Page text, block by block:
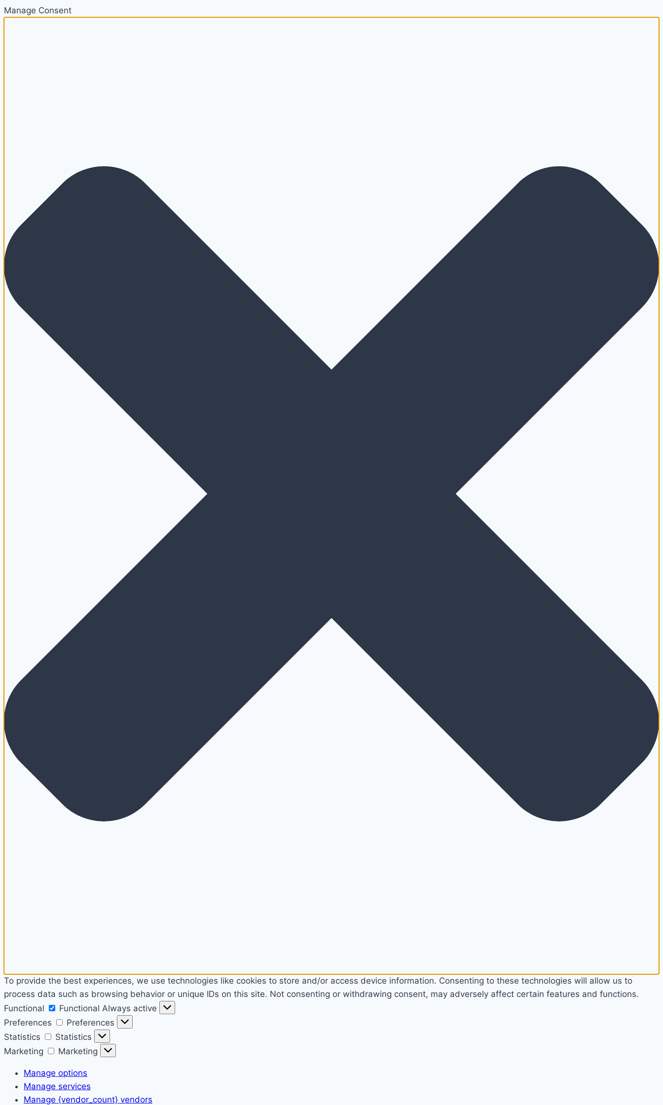
Manage Consent
To provide the best experiences, we use technologies like cookies to store and/or access device information. Consenting to these technologies will allow us to
process data such as browsing behavior or unique IDs on this site. Not consenting or withdrawing consent, may adversely affect certain features and functions.
Functional
Functional Always active
Preferences
Preferences
Statistics
Statistics
Marketing
Marketing
Manage options
Manage services
Manage {vendor_count} vendors